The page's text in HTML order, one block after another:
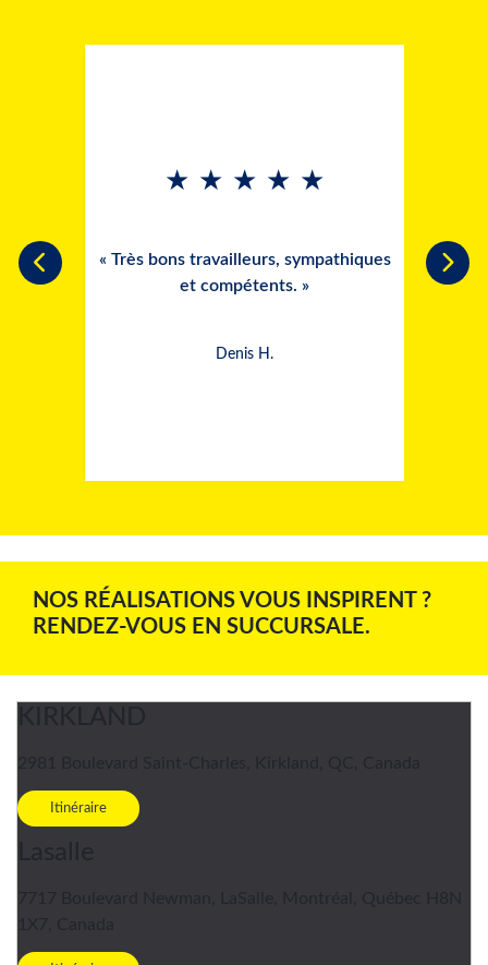
un
et a
★ ★ ★ ★ ★
« Très bons travailleurs, sympathiques
et compétents. »
Denis H.
«
NOS RÉALISATIONS VOUS INSPIRENT ?
RENDEZ-VOUS EN SUCCURSALE.
Itinéraire